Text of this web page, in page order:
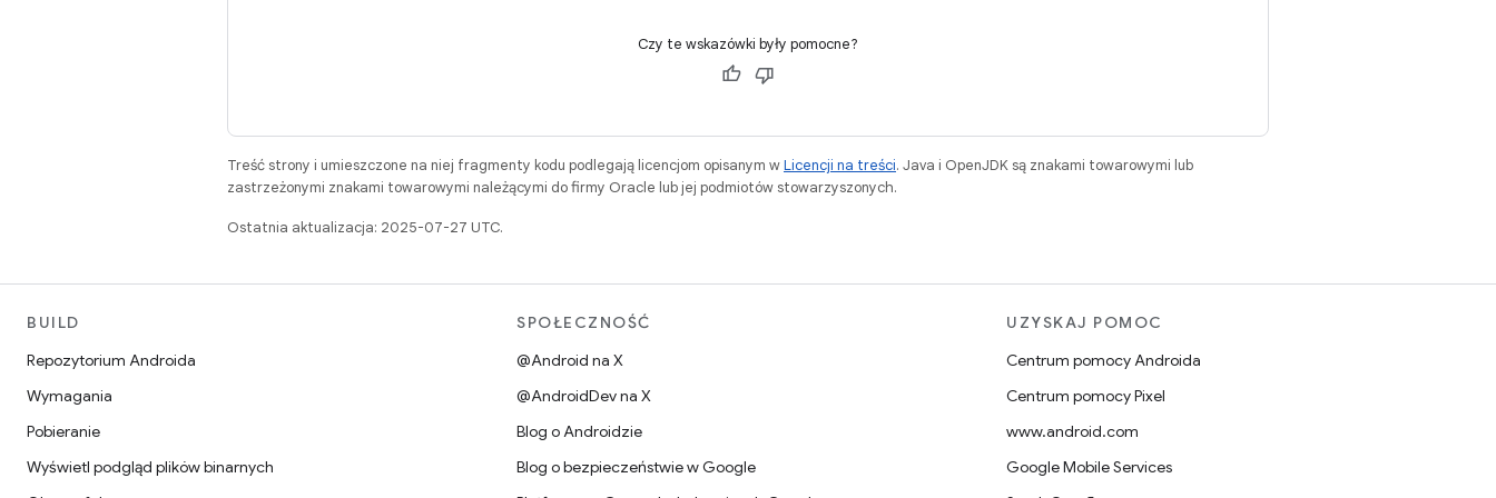
Czy te wskazówki były pomocne?
Treść strony i umieszczone na niej fragmenty kodu podlegają licencjom opisanym wLicencji na treści. Java i OpenJDK są znakami towarowymi lub
zastrzeżonymi znakami towarowymi należącymi do firmy Oracle lub jej podmiotów stowarzyszonych.
Ostatnia aktualizacja: 2025-07-27 UTC.
BUILD
Repozytorium Androida
Wymagania
Pobieranie
Wyświetl podgląd plików binarnych
SPOŁECZNOŚĆ
@Android na X
@AndroidDev na X
Blog o Androidzie
Blog o bezpieczeństwie w Google
UZYSKAJ POMOC
Centrum pomocy Androida
Centrum pomocy Pixel
www.android.com
Google Mobile Services